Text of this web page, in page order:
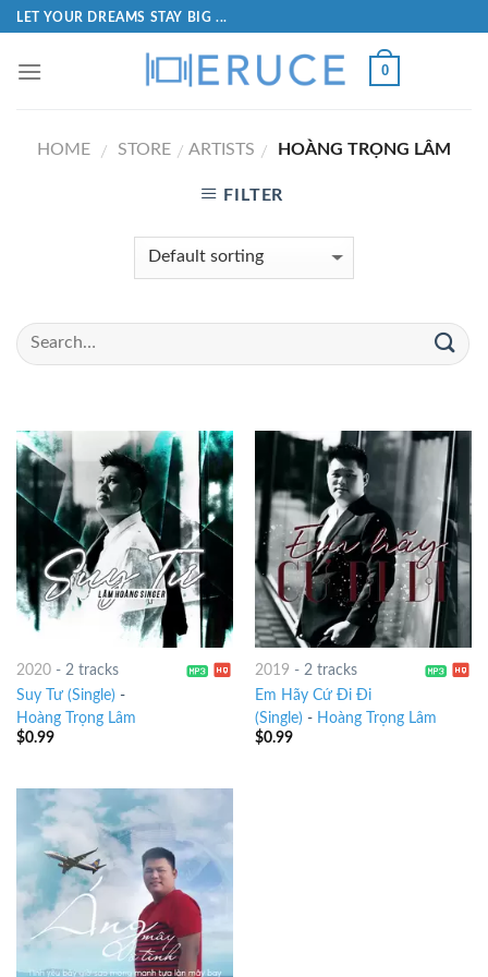
LET YOUR DREAMS STAY BIG ...
0
HOME / STORE / ARTISTS / HOÀNG TRỌNG LÂM
FILTER
2020- 2 tracks
Suy Tư (Single) -
Hoàng Trọng Lâm
$0.99
2019 - 2 tracks
Em Hãy Cứ Đi Đi
(Single) - Hoàng Trọng Lâm
$0.99